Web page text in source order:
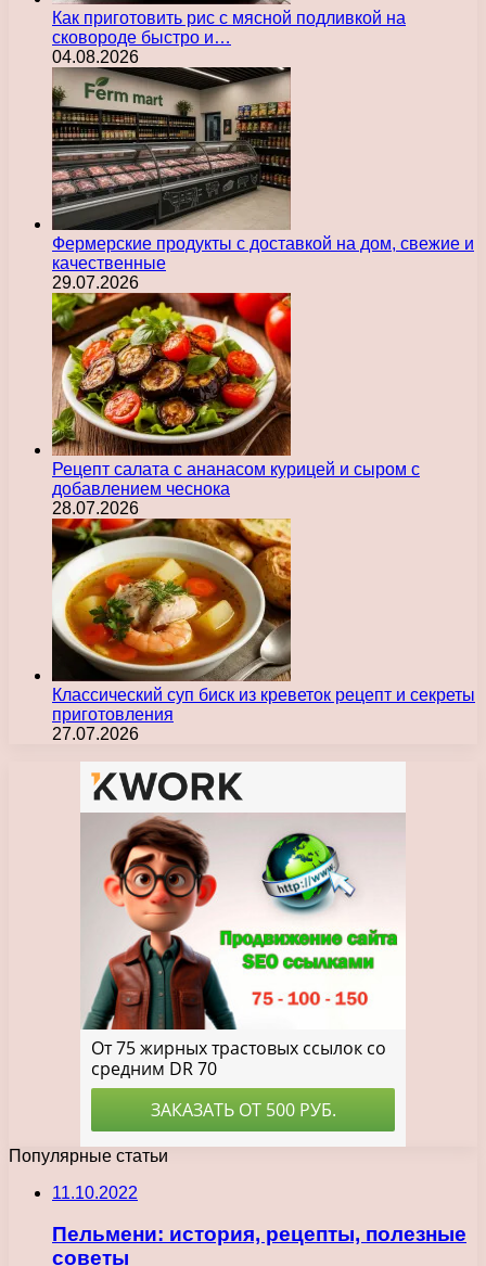
Как приготовить рис с мясной подливкой на
сковороде быстро и…
04.08.2026
Фермерские продукты с доставкой на дом, свежие и
качественные
29.07.2026
Рецепт салата с ананасом курицей и сыром с
добавлением чеснока
28.07.2026
Классический суп биск из креветок рецепт и секреты
приготовления
27.07.2026
Популярные статьи
11.10.2022
Пельмени: история, рецепты, полезные
советы